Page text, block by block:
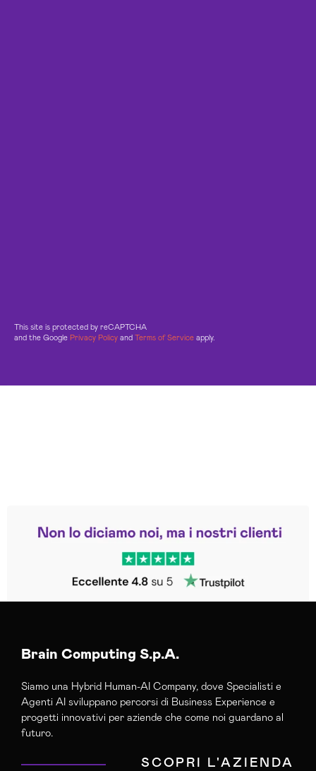
This site is protected by reCAPTCHA
and the Google Privacy Policy and Terms of Service apply.
Trustpilot
Brain Computing S.p.A.
Siamo una Hybrid Human-AI Company, dove Specialisti e
Agenti AI sviluppano percorsi di Business Experience e
progetti innovativi per aziende che come noi guardano al
futuro.
SCOPRI L'AZIENDA